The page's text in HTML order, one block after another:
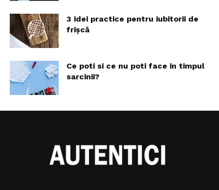
3 idei practice pentru iubitorii de
frișcă
Ce poti si ce nu poti face in timpul
sarcinii?